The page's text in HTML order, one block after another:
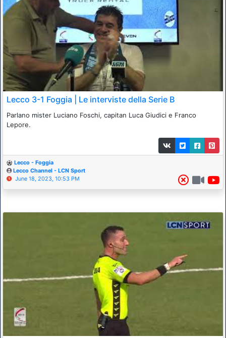
Lecco 3-1 Foggia | Le interviste della Serie B
Parlano mister Luciano Foschi, capitan Luca Giudici e Franco
Lepore.
Lecco - Foggia
Lecco Channel - LCN Sport
June 18, 2023, 10:53 PM